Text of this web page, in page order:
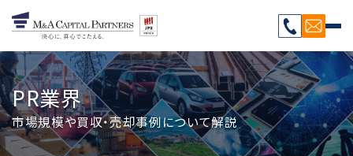
PR業界
市場規模や買収・売却事例について解説